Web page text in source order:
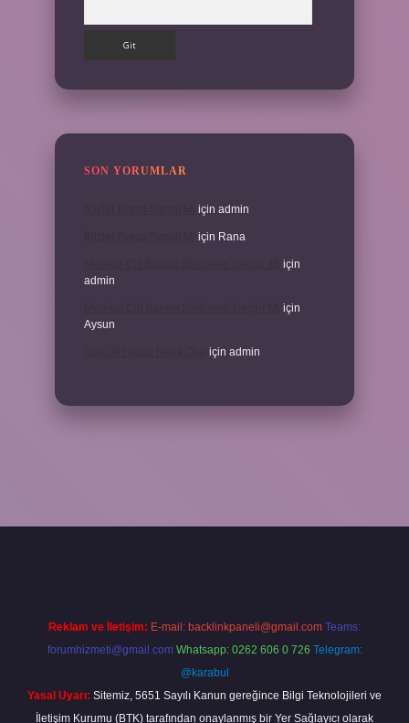
SON YORUMLAR
için admin
için Rana
için
admin
için
Aysun
için admin
Reklam ve İletişim: E-mail: backlinkpaneli@gmail.com Teams:
forumhizmeti@gmail.com Whatsapp: 0262 606 0 726 Telegram:
@karabul
Yasal Uyarı: Sitemiz, 5651 Sayılı Kanun gereğince Bilgi Teknolojileri ve
İletişim Kurumu (BTK) tarafından onaylanmış bir Yer Sağlayıcı olarak